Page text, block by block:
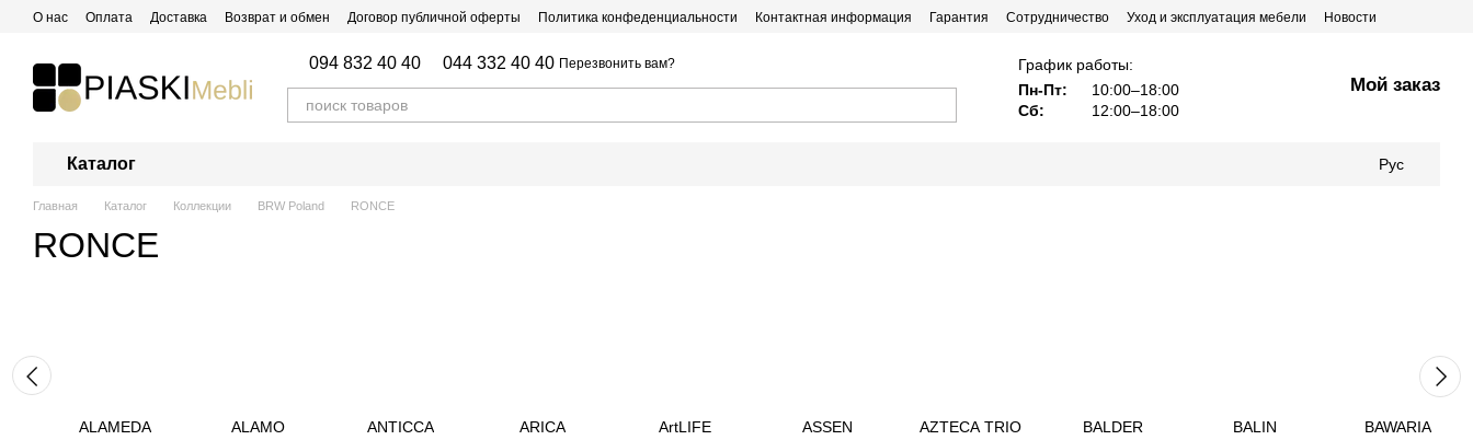
Перейти к основному контенту
О нас Оплата Доставка Возврат и обмен Договор публичной оферты Политика конфеденциальности Контактная информация Гарантия Сотрудничество Уход и эксплуатация мебели
Новости
094 832 40 40 044 332 40 40 Перезвонить вам?
График работы:
Пн-Пт:
10:00–18:00
Сб:
12:00–18:00
Мой заказ
Каталог Рус
Главная Каталог Коллекции BRW Poland RONCE
RONCE
ALAMEDA ALAMO ANTICCA ARICA ArtLIFE ASSEN AZTECA TRIO BALDER BALIN BAWARIA